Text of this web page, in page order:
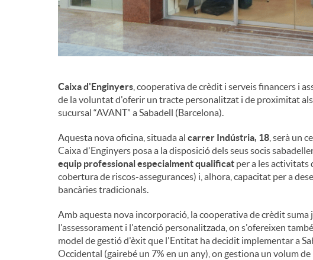
Caixa d'Enginyers , cooperativa de crèdit i serveis financers i
de la voluntat d'oferir un tracte personalitzat i de proximitat
sucursal “AVANT” a Sabadell (Barcelona).
Aquesta nova oficina, situada al carrer Indústria, 18 , serà un
Caixa d'Enginyers posa a la disposició dels seus socis
equip professional especialment qualificat per a les activitats
cobertura de riscos-assegurances) i, alhora, capacitat per a
bancàries tradicionals.
Amb aquesta nova incorporació, la cooperativa de crèdit suma
l'assessorament i l'atenció personalitzada, on s'ofereixen
model de gestió d'èxit que l'Entitat ha decidit implementar a
Occidental (gairebé un 7% en un any), on gestiona un volum